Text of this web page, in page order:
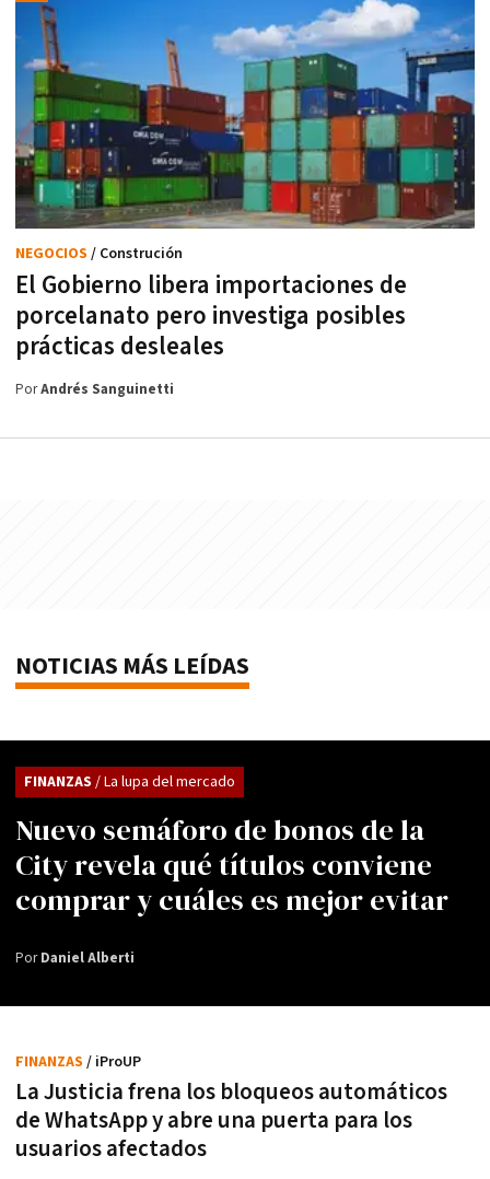
El Gobierno libera importaciones de
porcelanato pero investiga posibles
prácticas desleales
NEGOCIOS / Construción
PorAndrés Sanguinetti
NOTICIAS MÁS LEÍDAS
Nuevo semáforo de bonos de la
City revela qué títulos conviene
comprar y cuáles es mejor evitar
FINANZAS / La lupa del mercado
PorDaniel Alberti
La Justicia frena los bloqueos automáticos
de WhatsApp y abre una puerta para los
usuarios afectados
FINANZAS / iProUP